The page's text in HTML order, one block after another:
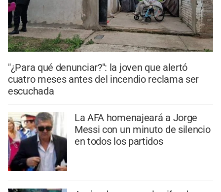
"¿Para qué denunciar?": la joven que alertó
cuatro meses antes del incendio reclama ser
escuchada
La AFA homenajeará a Jorge
Messi con un minuto de silencio
en todos los partidos